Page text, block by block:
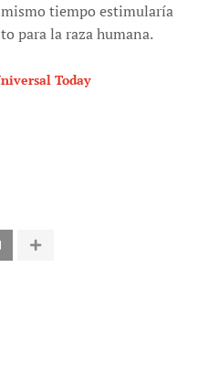
tiempo estimularía
para la raza humana.
Today